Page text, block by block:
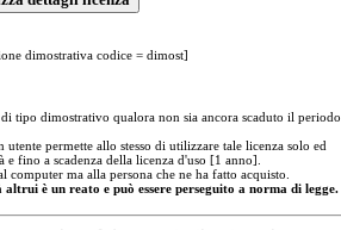
dimostrativa codice = dimost]
tipo dimostrativo qualora non sia ancora scaduto il periodo
permette allo stesso di utilizzare tale licenza solo ed
fino a scadenza della licenza d'uso [1 anno].
ma alla persona che ne ha fatto acquisto.
è un reato e può essere perseguito a norma di legge.